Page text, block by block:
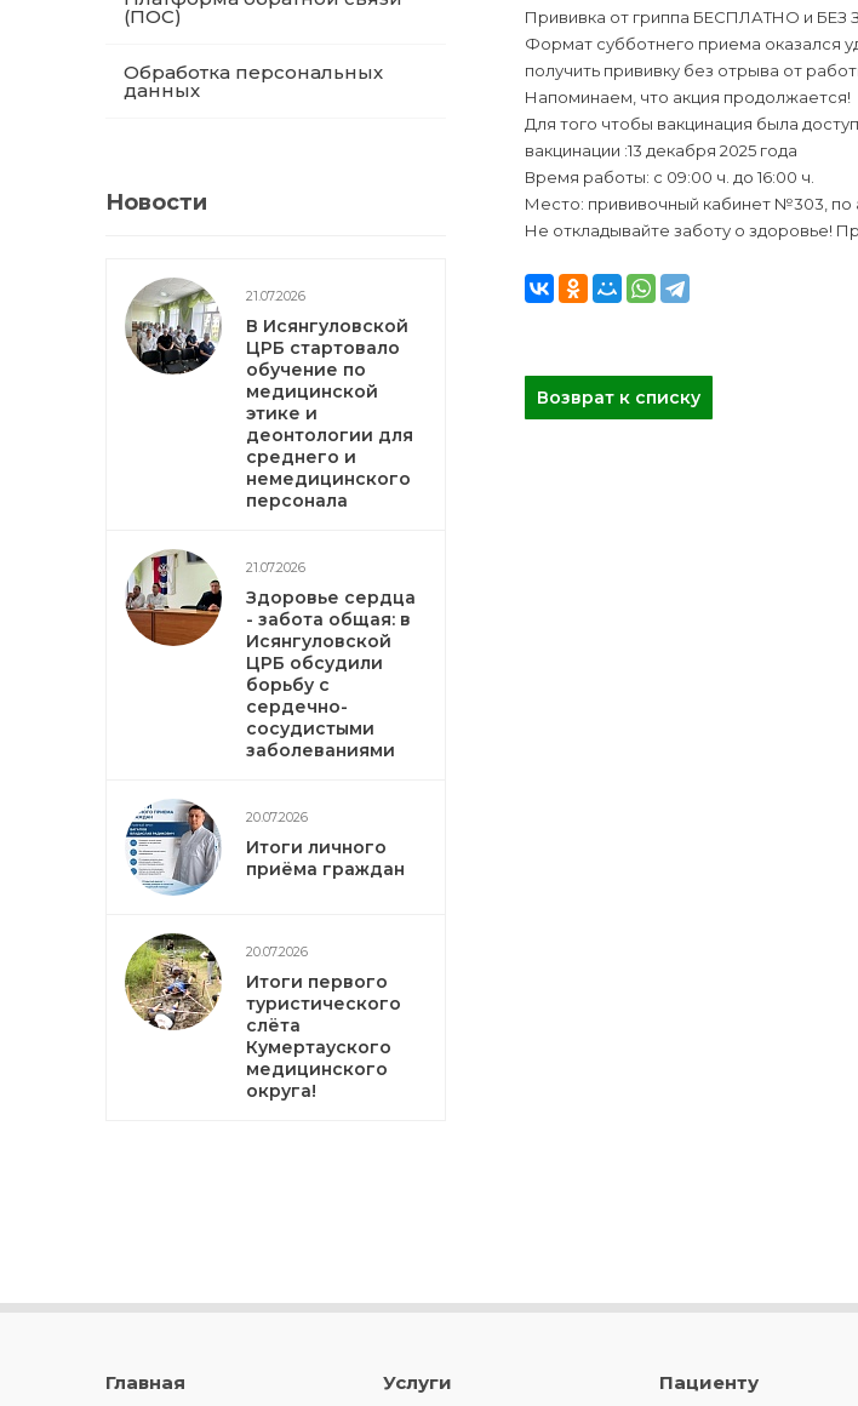
(ПОС)
Обработка персональных
данных
Новости
21.07.2026
В Исянгуловской
ЦРБ стартовало
обучение по
медицинской
этике и
деонтологии для
среднего и
немедицинского
персонала
21.07.2026
Здоровье сердца
- забота общая: в
Исянгуловской
ЦРБ обсудили
борьбу с
сердечно-
сосудистыми
заболеваниями
20.07.2026
Итоги личного
приёма граждан
20.07.2026
Итоги первого
туристического
слёта
Кумертауского
медицинского
округа!
Прививка от гриппа БЕСПЛАТНО и
Формат субботнего приема оказался
получить прививку без отрыва от
Напоминаем, что акция продолжается!
Для того чтобы вакцинация была
вакцинации :13 декабря 2025 года
Время работы: с 09:00 ч. до 16:00 ч.
Место: прививочный кабинет №303, по
Не откладывайте заботу о здоровье!
Возврат к списку
Главная Услуги Пациенту